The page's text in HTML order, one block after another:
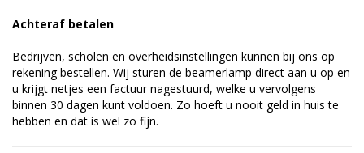
Achteraf betalen
Bedrijven, scholen en overheidsinstellingen kunnen bij ons op
rekening bestellen. Wij sturen de beamerlamp direct aan u op en
u krijgt netjes een factuur nagestuurd, welke u vervolgens
binnen 30 dagen kunt voldoen. Zo hoeft u nooit geld in huis te
hebben en dat is wel zo fijn.